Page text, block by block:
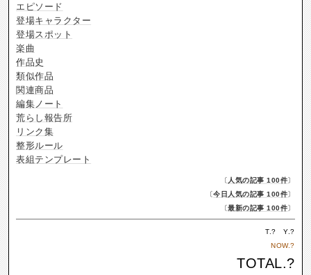
エピソード
登場キャラクター
登場スポット
楽曲
作品史
類似作品
関連商品
編集ノート
荒らし報告所
リンク集
整形ルール
表組テンプレート
〔 人気の記事 100件〕
〔今日人気の記事 100件〕
〔最新の記事 100件〕
T.? Y.?
NOW.?
TOTAL.?